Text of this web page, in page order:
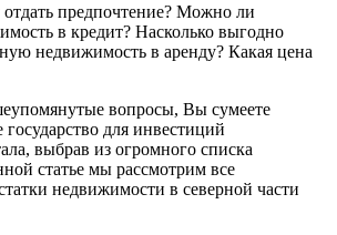
отдать предпочтение? Можно ли
в кредит? Насколько выгодно
недвижимость в аренду? Какая цена
вопросы, Вы сумеете
для инвестиций
выбрав из огромного списка
статье мы рассмотрим все
недвижимости в северной части